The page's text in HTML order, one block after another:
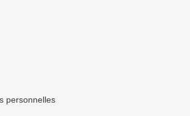
personnelles